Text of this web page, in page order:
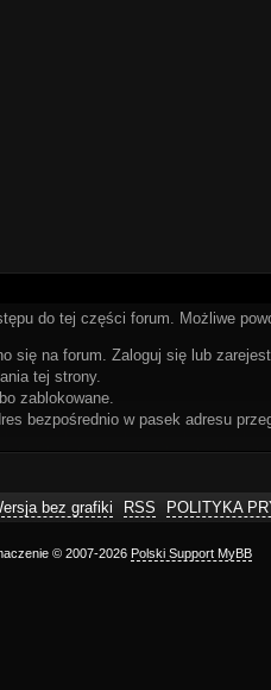
do tej części forum. Możliwe
się na forum. Zaloguj się lub
tej strony.
zablokowane.
bezpośrednio w pasek adresu
bez grafiki RSS POLITYKA
© 2007-2026 Polski Support MyBB